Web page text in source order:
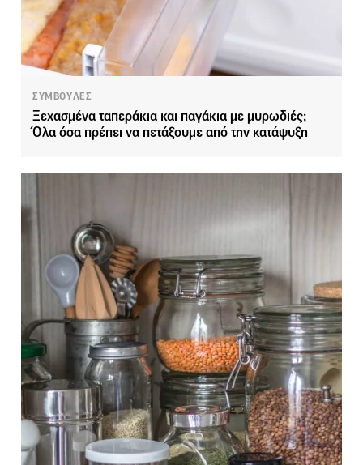
ΣΥΜΒΟΥΛΕΣ
Ξεχασμένα ταπεράκια και παγάκια με μυρωδιές;
Όλα όσα πρέπει να πετάξουμε από την κατάψυξη